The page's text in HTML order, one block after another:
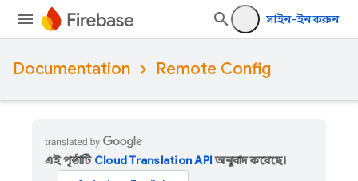
সাইন-ইন করুন
Documentation Remote Config
এই পৃষ্ঠাটি Cloud Translation APIঅনুবাদ করেছে।